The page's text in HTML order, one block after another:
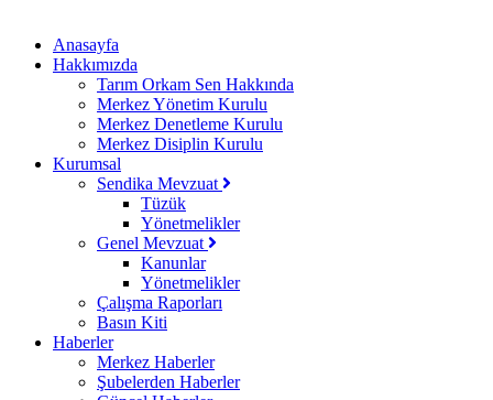
Anasayfa
Hakkımızda
Tarım Orkam Sen Hakkında
Merkez Yönetim Kurulu
Merkez Denetleme Kurulu
Merkez Disiplin Kurulu
Kurumsal
Sendika Mevzuat
Tüzük
Yönetmelikler
Genel Mevzuat
Kanunlar
Yönetmelikler
Çalışma Raporları
Basın Kiti
Haberler
Merkez Haberler
Şubelerden Haberler